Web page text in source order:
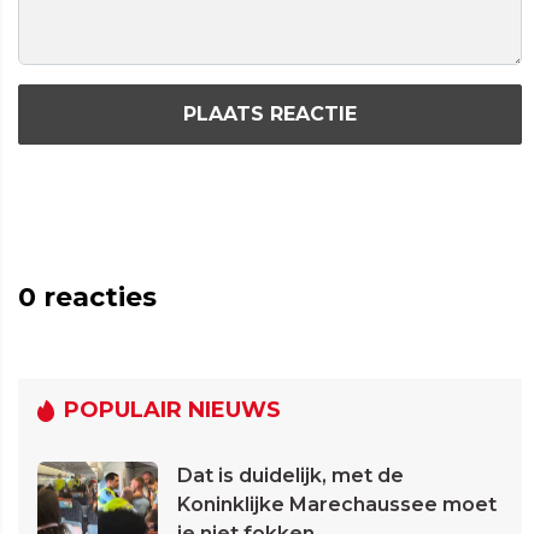
PLAATS REACTIE
0 reacties
POPULAIR NIEUWS
Dat is duidelijk, met de
Koninklijke Marechaussee moet